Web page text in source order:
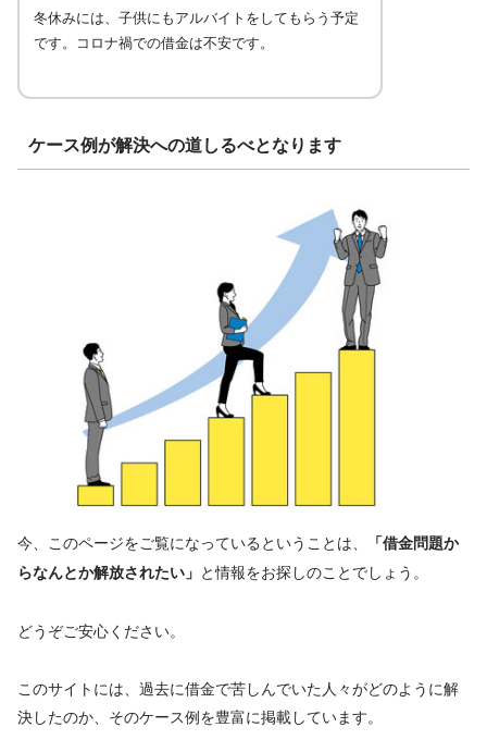
冬休みには、子供にもアルバイトをしてもらう予定
です。コロナ禍での借金は不安です。
ケース例が解決への道しるべとなります
今、このページをご覧になっているということは、
「借金問題か
らなんとか解放されたい」 と情報をお探しのことでしょう。
どうぞご安心ください。
このサイトには、過去に借金で苦しんでいた人々がどのように解
決したのか、そのケース例を豊富に掲載しています。